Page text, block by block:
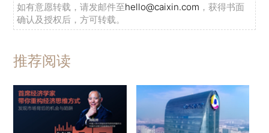
如有意愿转载，请发邮件至hello@caixin.com ，获得书面
确认及授权后，方可转载。
推荐阅读